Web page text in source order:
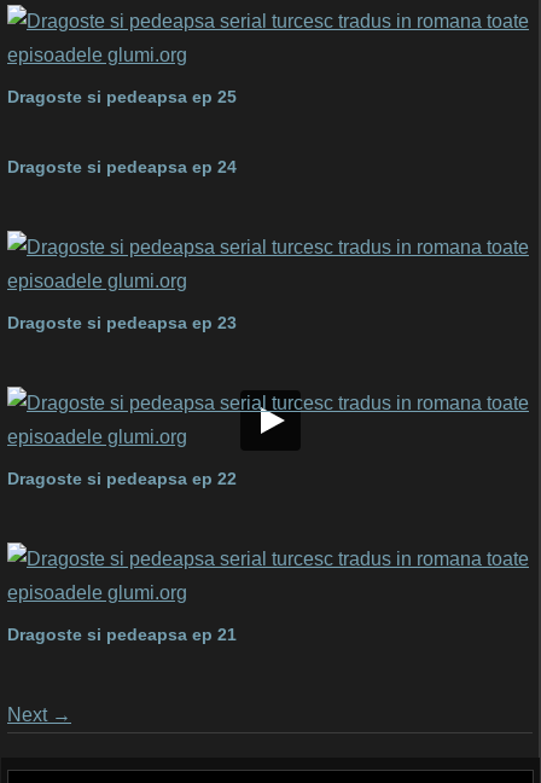
Dragoste si pedeapsa ep 25
Dragoste si pedeapsa ep 24
Dragoste si pedeapsa ep 23
Dragoste si pedeapsa ep 22
Dragoste si pedeapsa ep 21
Posts
Next →